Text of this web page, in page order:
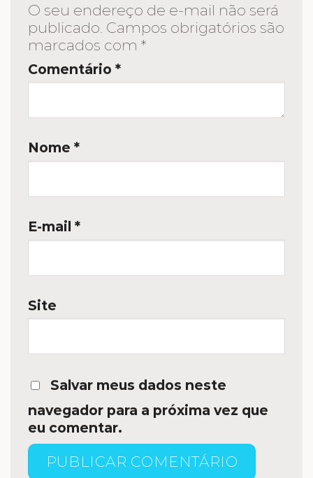
O seu endereço de e-mail não será
publicado. Campos obrigatórios são
marcados com *
Comentário *
Nome *
E-mail *
Site
Salvar meus dados neste
navegador para a próxima vez que
eu comentar.